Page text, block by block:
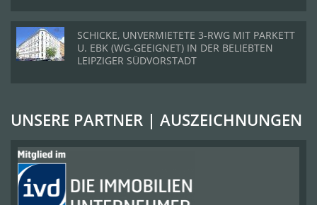
SCHICKE, UNVERMIETETE 3-RWG MIT PARKETT
U. EBK (WG-GEEIGNET) IN DER BELIEBTEN
LEIPZIGER SÜDVORSTADT
UNSERE PARTNER | AUSZEICHNUNGEN